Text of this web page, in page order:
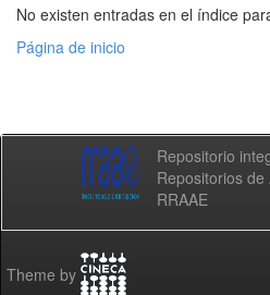
No existen entradas en el índice
Página de inicio
Repositorio
Repositorios
RRAAE
Theme by